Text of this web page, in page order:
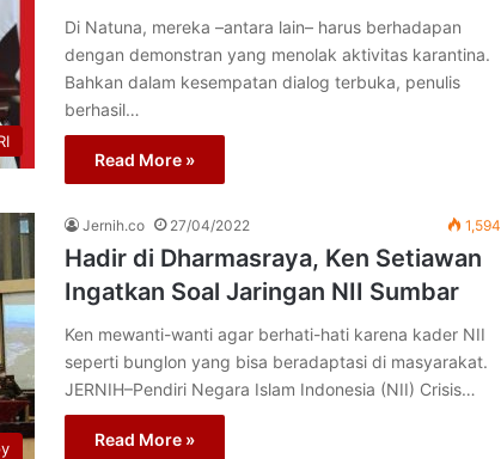
Di Natuna, mereka –antara lain– harus berhadapan
dengan demonstran yang menolak aktivitas karantina.
Bahkan dalam kesempatan dialog terbuka, penulis
berhasil…
Read More »
Jernih.co 27/04/2022 1,594
Hadir di Dharmasraya, Ken Setiawan
Ingatkan Soal Jaringan NII Sumbar
Ken mewanti-wanti agar berhati-hati karena kader NII
seperti bunglon yang bisa beradaptasi di masyarakat.
JERNIH–Pendiri Negara Islam Indonesia (NII) Crisis…
Read More »